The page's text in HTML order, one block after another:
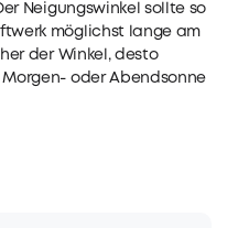
Neigungswinkel sollte so
möglichst lange am
der Winkel, desto
oder Abendsonne